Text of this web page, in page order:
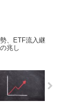
、ETF流入継
兆し